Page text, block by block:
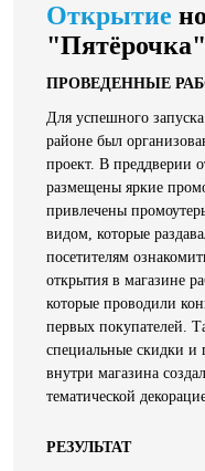
Открытие
"Пятёрочка"
ПРОВЕДЕННЫЕ
Для успешного
районе был
проект. В преддверии
размещены яркие
привлечены
видом, которые
посетителям
открытия в магазине
которые проводили
первых покупателей.
специальные скидки и
внутри магазина
тематической
РЕЗУЛЬТАТ